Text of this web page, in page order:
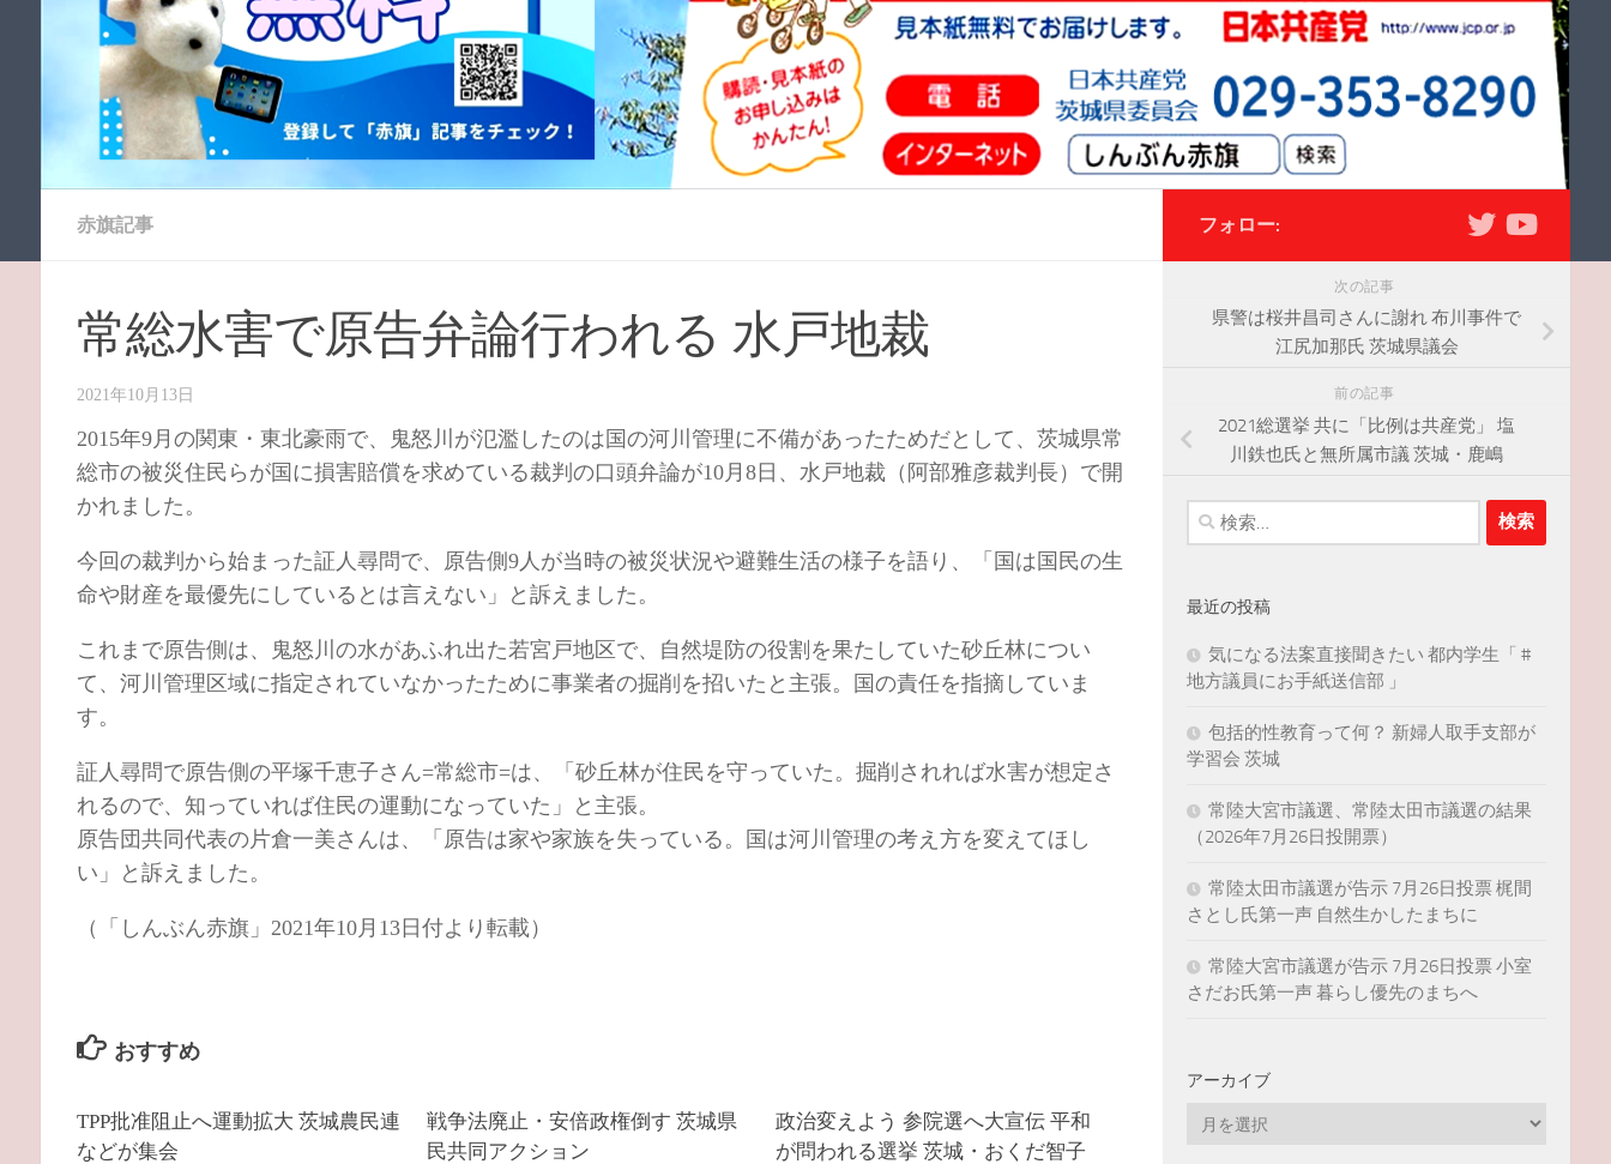
赤旗記事
常総水害で原告弁論行われる 水戸地裁
2021年10月13日
2015年9月の関東・東北豪雨で、鬼怒川が氾濫したのは国の河川管理に不備があったためだとして、茨城県常
総市の被災住民らが国に損害賠償を求めている裁判の口頭弁論が10月8日、水戸地裁（阿部雅彦裁判長）で開
かれました。
今回の裁判から始まった証人尋問で、原告側9人が当時の被災状況や避難生活の様子を語り、「国は国民の生
命や財産を最優先にしているとは言えない」と訴えました。
これまで原告側は、鬼怒川の水があふれ出た若宮戸地区で、自然堤防の役割を果たしていた砂丘林につい
て、河川管理区域に指定されていなかったために事業者の掘削を招いたと主張。国の責任を指摘していま
す。
証人尋問で原告側の平塚千恵子さん=常総市=は、「砂丘林が住民を守っていた。掘削されれば水害が想定さ
れるので、知っていれば住民の運動になっていた」と主張。
原告団共同代表の片倉一美さんは、「原告は家や家族を失っている。国は河川管理の考え方を変えてほし
い」と訴えました。
（「しんぶん赤旗」2021年10月13日付より転載）
おすすめ
TPP批准阻止へ運動拡大 茨城農民連
などが集会
戦争法廃止・安倍政権倒す 茨城県
民共同アクション
政治変えよう 参院選へ大宣伝 平和
が問われる選挙 茨城・おくだ智子
フォロー:
次の記事
県警は桜井昌司さんに謝れ 布川事件で
江尻加那氏 茨城県議会
前の記事
2021総選挙 共に「比例は共産党」 塩
川鉄也氏と無所属市議 茨城・鹿嶋
検
索:
最近の投稿
気になる法案直接聞きたい 都内学生「 #
地方議員にお手紙送信部 」
包括的性教育って何？ 新婦人取手支部が
学習会 茨城
常陸大宮市議選、常陸太田市議選の結果
（2026年7月26日投開票）
常陸太田市議選が告示 7月26日投票 梶間
さとし氏第一声 自然生かしたまちに
常陸大宮市議選が告示 7月26日投票 小室
さだお氏第一声 暮らし優先のまちへ
アーカイブ